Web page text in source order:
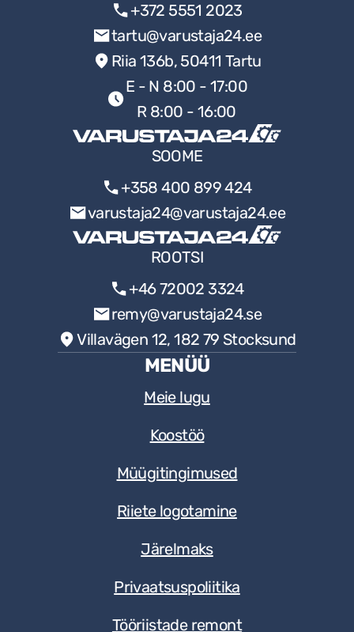
+372 5551 2023
tartu@varustaja24.ee
Riia 136b, 50411 Tartu
E - N 8:00 - 17:00
R 8:00 - 16:00
SOOME
+358 400 899 424
varustaja24@varustaja24.ee
ROOTSI
+46 72002 3324
remy@varustaja24.se
Villavägen 12, 182 79 Stocksund
MENÜÜ
Meie lugu
Koostöö
Müügitingimused
Riiete logotamine
Järelmaks
Privaatsuspoliitika
Tööriistade remont